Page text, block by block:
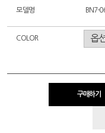
모델명 BN7-
COLOR
구매하기